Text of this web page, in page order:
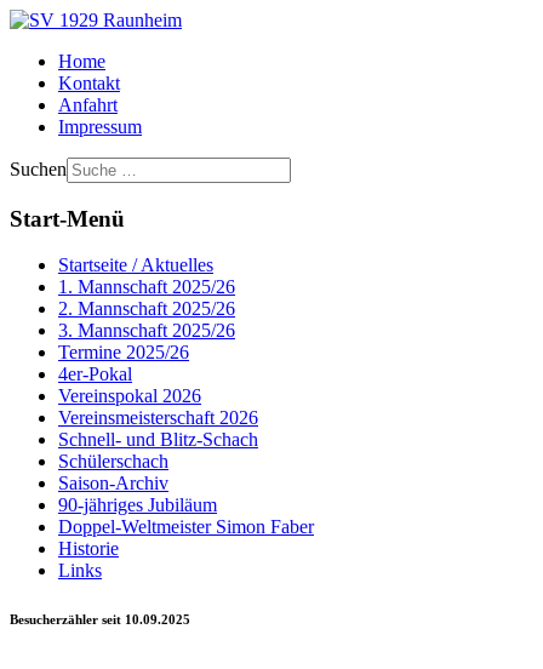
Home
Kontakt
Anfahrt
Impressum
Suchen
Start-Menü
Startseite / Aktuelles
1. Mannschaft 2025/26
2. Mannschaft 2025/26
3. Mannschaft 2025/26
Termine 2025/26
4er-Pokal
Vereinspokal 2026
Vereinsmeisterschaft 2026
Schnell- und Blitz-Schach
Schülerschach
Saison-Archiv
90-jähriges Jubiläum
Doppel-Weltmeister Simon Faber
Historie
Links
Besucherzähler seit 10.09.2025